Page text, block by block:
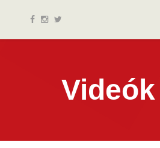
Videók